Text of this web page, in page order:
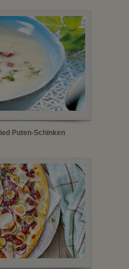
Puten-Schinken